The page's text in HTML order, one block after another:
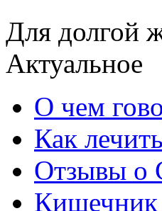
Для долгой
Актуальное
О чем
Как
Отзывы о
Кишечник